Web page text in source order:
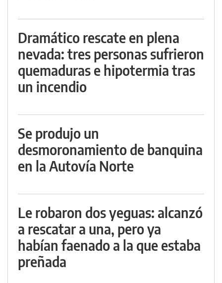
Dramático rescate en plena
nevada: tres personas sufrieron
quemaduras e hipotermia tras
un incendio
Se produjo un
desmoronamiento de banquina
en la Autovía Norte
Le robaron dos yeguas: alcanzó
a rescatar a una, pero ya
habían faenado a la que estaba
preñada